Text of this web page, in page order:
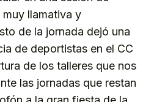
llamativa y
de la jornada dejó una
de deportistas en el CC
de los talleres que nos
las jornadas que restan